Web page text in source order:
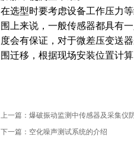
在选型时要考虑设备工作压力
围上来说，一般传感器都具有
度会有保证，对于微差压变送
围迁移，根据现场安装位置计
上一篇： 爆破振动监测中传感器及采集仪
下一篇： 空化噪声测试系统的介绍